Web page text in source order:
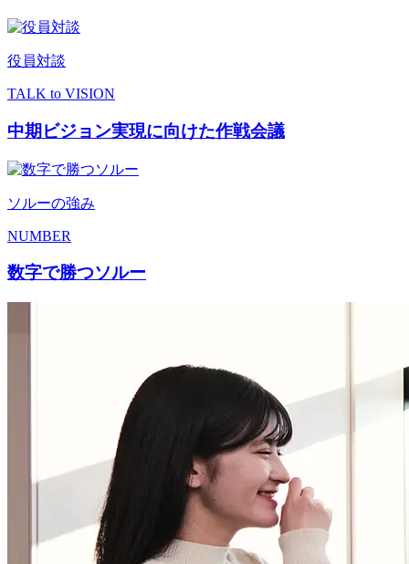
役員対談
TALK to VISION
中期ビジョン実現に向けた作戦会議
ソルーの強み
NUMBER
数字で勝つソルー